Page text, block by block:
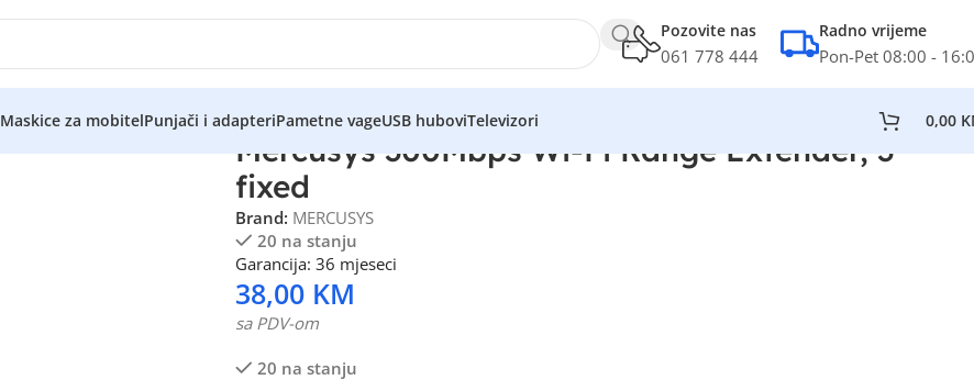
Pozovite nas
061 778 444
Radno vrijeme
Pon-Pet 08:00 -
Maskice za mobitelPunjači i adapteriPametne vageUSB huboviTelevizori 0,00
Mercusys 300Mbps Wi-Fi Range Extender, 3
fixed
Brand: MERCUSYS
20 na stanju
Garancija: 36 mjeseci
38,00 KM
sa PDV-om
20 na stanju